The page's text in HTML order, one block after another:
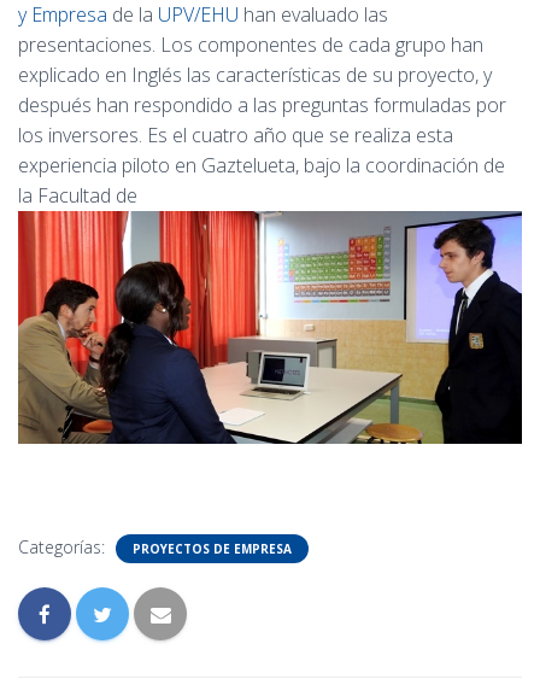
y Empresa de la UPV/EHU han evaluado las
presentaciones. Los componentes de cada grupo han
explicado en Inglés las características de su proyecto, y
después han respondido a las preguntas formuladas por
los inversores. Es el cuatro año que se realiza esta
experiencia piloto en Gaztelueta, bajo la coordinación de
la Facultad de
Categorías: PROYECTOS DE EMPRESA